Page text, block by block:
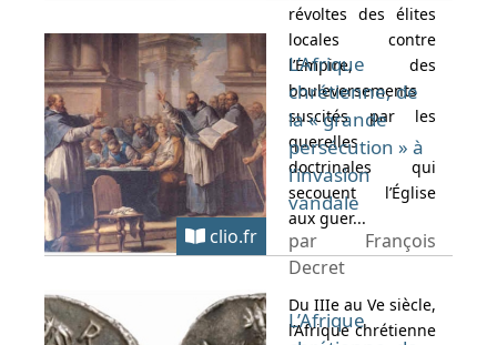
révoltes des élites
locales contre
l’Empire, des
bouleversements
suscités par les
querelles
doctrinales qui
secouent l’Église
aux guer...
clio.fr
L’Afrique
chrétienne, de
la « grande
persécution » à
l’invasion
vandale
par François
Decret
Du IIIe au Ve siècle,
l’Afrique chrétienne
L’Afrique